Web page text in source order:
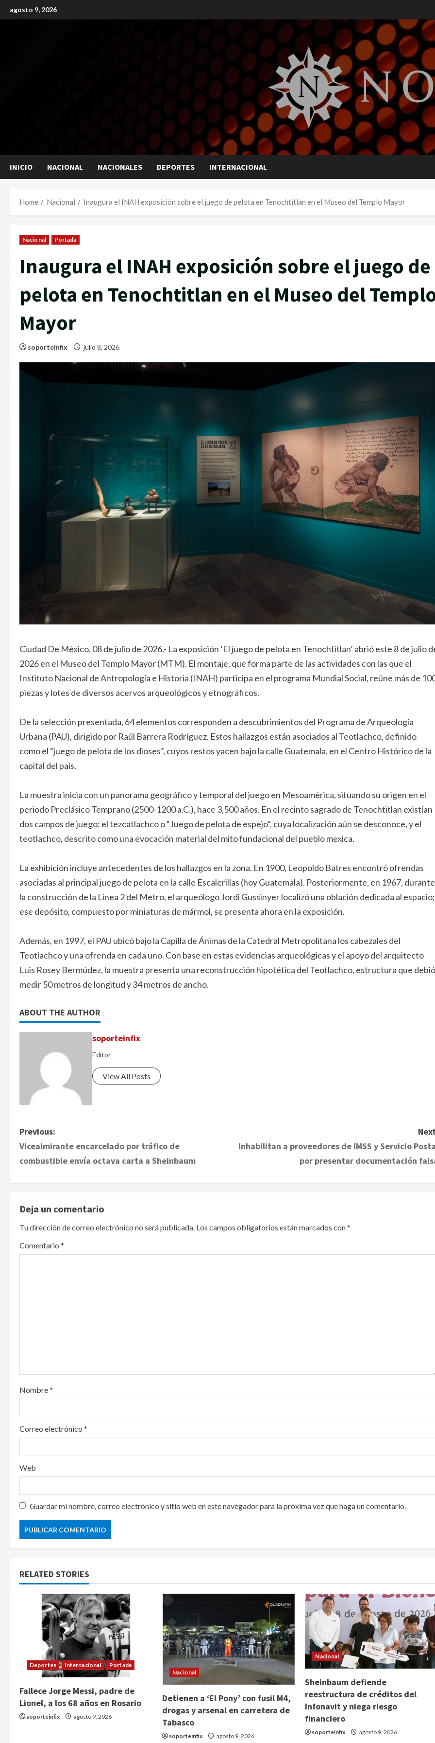
to
agosto 9, 2026
INICIO NACIONAL NACIONALES DEPORTES INTERNACIONAL
Home Nacional Inaugura el INAH exposición sobre el juego de pelota en Tenochtitlan en el Museo del Templo Mayor
Nacional Portada
Inaugura el INAH exposición sobre el juego de
pelota en Tenochtitlan en el Museo del
Mayor
soporteinfix julio 8, 2026
Ciudad De México, 08 de julio de 2026.- La exposición ‘El juego de pelota en Tenochtitlan’ abrió este 8 de julio
2026 en el Museo del Templo Mayor (MTM). El montaje, que forma parte de las actividades con las que el
Instituto Nacional de Antropología e Historia (INAH) participa en el programa Mundial Social, reúne más de
piezas y lotes de diversos acervos arqueológicos y etnográficos.
De la selección presentada, 64 elementos corresponden a descubrimientos del Programa de Arqueología
Urbana (PAU), dirigido por Raúl Barrera Rodríguez. Estos hallazgos están asociados al Teotlachco, definido
como el “juego de pelota de los dioses”, cuyos restos yacen bajo la calle Guatemala, en el Centro Histórico de la
capital del país.
La muestra inicia con un panorama geográfico y temporal del juego en Mesoamérica, situando su origen en el
periodo Preclásico Temprano (2500-1200 a.C.), hace 3,500 años. En el recinto sagrado de Tenochtitlan existían
dos campos de juego: el tezcatlachco o “Juego de pelota de espejo”, cuya localización aún se desconoce, y el
teotlachco, descrito como una evocación material del mito fundacional del pueblo mexica.
La exhibición incluye antecedentes de los hallazgos en la zona. En 1900, Leopoldo Batres encontró ofrendas
asociadas al principal juego de pelota en la calle Escalerillas (hoy Guatemala). Posteriormente, en 1967, durante
la construcción de la Línea 2 del Metro, el arqueólogo Jordi Gussinyer localizó una oblación dedicada al espacio;
ese depósito, compuesto por miniaturas de mármol, se presenta ahora en la exposición.
Además, en 1997, el PAU ubicó bajo la Capilla de Ánimas de la Catedral Metropolitana los cabezales del
Teotlachco y una ofrenda en cada uno. Con base en estas evidencias arqueológicas y el apoyo del arquitecto
Luis Rosey Bermúdez, la muestra presenta una reconstrucción hipotética del Teotlachco, estructura que debió
medir 50 metros de longitud y 34 metros de ancho.
ABOUT THE AUTHOR
soporteinfix
Editor
View All Posts
P
o
n
a
v
o
n
Previous:
Vicealmirante encarcelado por tráfico de
combustible envía octava carta a Sheinbaum
Inhabilitan a proveedores de IMSS y Servicio
por presentar documentación
Deja un comentario
Tu dirección de correo electrónico no será publicada. Los campos obligatorios están marcados con*
Comentario *
Nombre*
Correo electrónico *
Web
Guardar mi nombre, correo electrónico y sitio web en este navegador para la próxima vez que haga un comentario.
RELATED STORIES
Deportes Internacional Portada
Fallece Jorge Messi, padre de
Lionel, a los 68 años en Rosario
soporteinfix agosto 9, 2026
Nacional
Detienen a ‘El Pony’ con fusil M4,
drogas y arsenal en carretera de
Tabasco
soporteinfix agosto 9, 2026
Nacional
Sheinbaum defiende
reestructura de créditos del
Infonavit y niega riesgo
financiero
soporteinfix agosto 9, 2026